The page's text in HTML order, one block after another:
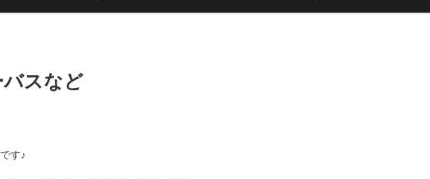
スなど
す♪